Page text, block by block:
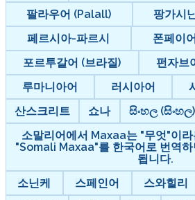
팔라우어 (Palall)
팡가시
페르시아-파르시
폰페이어
포르투갈어 (브라질)
펀자브
루마니아어
러시아어
산스크리트
쇼나 සිංහල (සිංහල)
소말리어에서 Maxaa는 "무엇"이라
"Somali Maxaa"를 한국어로 번역하
됩니다.
소닌케
스페인어 스와힐리